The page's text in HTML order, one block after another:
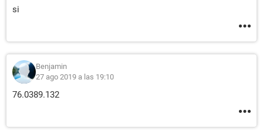
si
Benjamin
27 ago 2019 a las 19:10
76.0389.132